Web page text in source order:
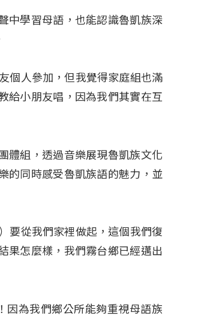
中學習母語，也能認識魯凱族深
個人參加，但我覺得家庭組也滿
給小朋友唱，因為我們其實在互
體組，透過音樂展現魯凱族文化
的同時感受魯凱族語的魅力，並
要從我們家裡做起，這個我們復
果怎麼樣，我們霧台鄉已經邁出
因為我們鄉公所能夠重視母語族